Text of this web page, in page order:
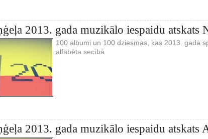
2013. gada muzikālo iespaidu atskats
100 albumi un 100 dziesmas, kas 2013. gadā
alfabēta secībā
2013. gada muzikālo iespaidu atskats